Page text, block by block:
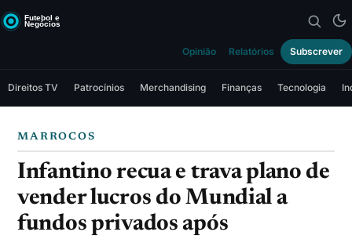
Opinião Relatórios Subscrever
Direitos TV Patrocínios Merchandising Finanças Tecnologia
MARROCOS
Infantino recua e trava plano de
vender lucros do Mundial a
fundos privados após